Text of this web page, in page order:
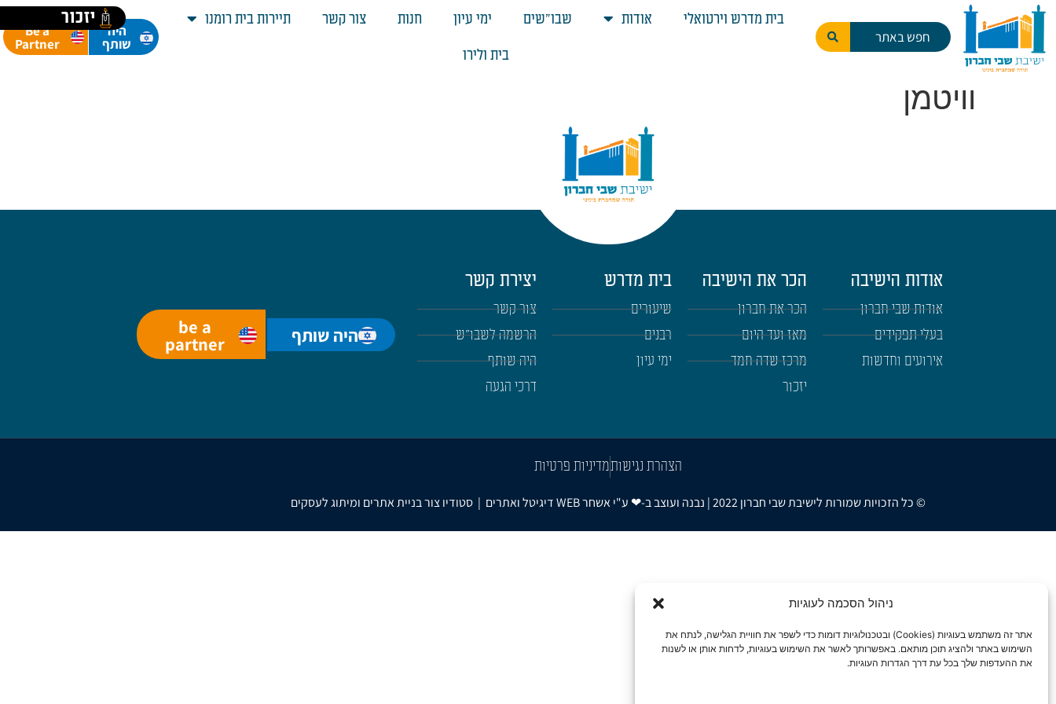
ניהול הסכמה לעוגיות
אתר זה משתמש בעוגיות (Cookies) ובטכנולוגיות דומות כדי לשפר את חוויית הגלישה, לנתח את
השימוש באתר ולהציג תוכן מותאם. באפשרותך לאשר את השימוש בעוגיות, לדחות אותן או לשנות
את ההעדפות שלך בכל עת דרך הגדרות העוגיות.
לתוכן יזכור בית מדרש וירטואלי אודות שבו"שים ימי עיון חנות צור קשר תיירות בית רומנו
בית ולירו
היה
שותף
Be a
Partner
וויטמן
אודות הישיבה
אודות שבי חברון
בעלי תפקידים
אירועים וחדשות
הכר את הישיבה
הכר את חברון
מאז ועד היום
מרכז שדה חמד
יזכור
בית מדרש
שיעורים
רבנים
ימי עיון
יצירת קשר
צור קשר
הרשמה לשבו"ש
היה שותף
דרכי הגעה
היה שותף be a
partner
הצהרת נגישותמדיניות פרטיות
© כל הזכויות שמורות לישיבת שבי חברון 2022 | נבנה ועוצב ב-❤ ע"י אשחר WEB דיגיטל ואתרים | סטודיו צור בניית אתרים ומיתוג לעסקים